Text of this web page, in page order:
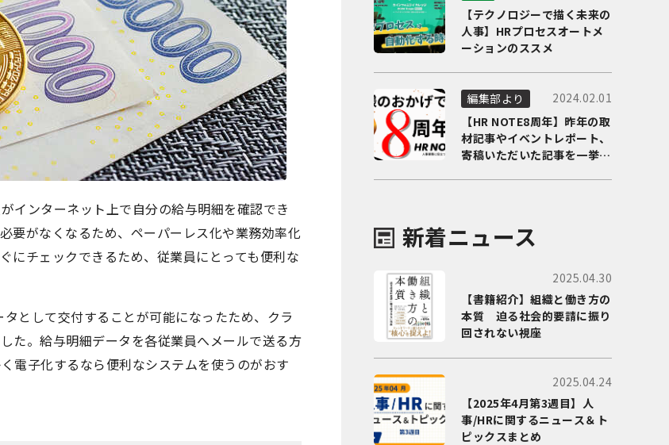
インターネット上で自分の給与明細を確認でき
要がなくなるため、ペーパーレス化や業務効率化
にチェックできるため、従業員にとっても便利な
として交付することが可能になったため、クラ
た。給与明細データを各従業員へメールで送る方
電子化するなら便利なシステムを使うのがおす
【テクノロジーで描く未来の
人事】HRプロセスオートメ
ーションのススメ
編集部より
2024.02.01
【HR NOTE8周年】昨年の取
材記事やイベントレポート、
寄稿いただいた記事を一挙に
新着ニュース
2025.04.30
【書籍紹介】組織と働き方の
本質 迫る社会的要請に振り
回されない視座
2025.04.24
【2025年4月第3週目】人
事/HRに関するニュース＆ト
ピックスまとめ